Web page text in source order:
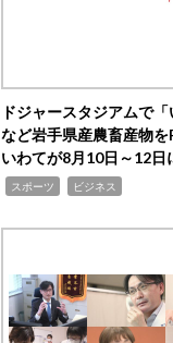
ドジャースタジアムで「
など岩手県産農畜産物
いわてが8月10日～12日
スポーツ ビジネス